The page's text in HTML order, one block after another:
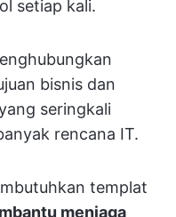
setiap kali.
bisnis dan
seringkali
rencana IT.
templat
menjaga